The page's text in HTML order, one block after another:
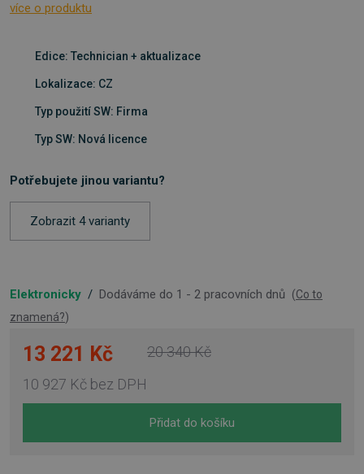
více o produktu
Edice: Technician + aktualizace
Lokalizace: CZ
Typ použití SW: Firma
Typ SW: Nová licence
Potřebujete jinou variantu?
Zobrazit 4 varianty
Elektronicky / Dodáváme do 1 - 2 pracovních dnů (Co to
znamená?)
13 221 Kč
10 927 Kč bez DPH
20 340 Kč
Přidat do košíku